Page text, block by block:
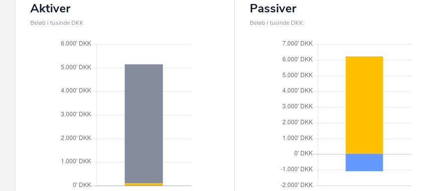
Aktiver
Beløb i tusinde DKK
Passiver
Beløb i tusinde DKK